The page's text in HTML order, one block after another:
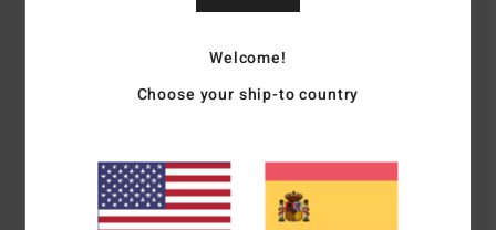
Welcome!
Choose your ship-to country